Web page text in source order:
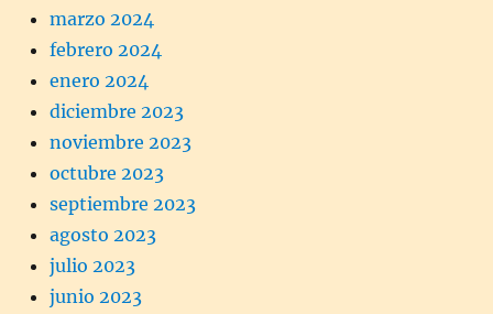
marzo 2024
febrero 2024
enero 2024
diciembre 2023
noviembre 2023
octubre 2023
septiembre 2023
agosto 2023
julio 2023
junio 2023